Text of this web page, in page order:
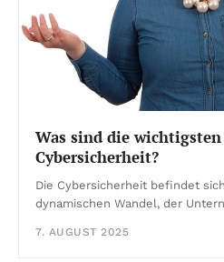
Was sind die
Cybersicherheit?
Die Cybersicherheit befindet
dynamischen Wandel, der
7. AUGUST 2025